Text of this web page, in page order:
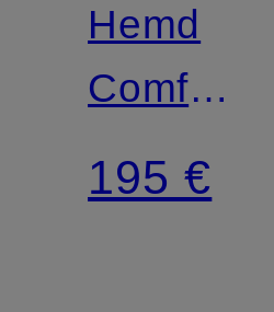
Hemd
Comfort
Fit
195 €